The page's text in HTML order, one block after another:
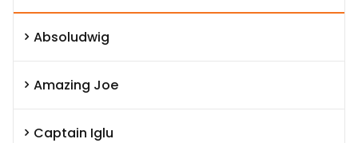
Absoludwig
Amazing Joe
Captain Iglu